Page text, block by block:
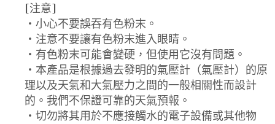
[注意]
・小心不要誤吞有色粉末。
・注意不要讓有色粉末進入眼睛。
・有色粉末可能會變硬，但使用它沒有問題。
・本產品是根據過去發明的氣壓計（氣壓計）的原
理以及天氣和大氣壓力之間的一般相關性而設計
的。我們不保證可靠的天氣預報。
・切勿將其用於不應接觸水的電子設備或其他物